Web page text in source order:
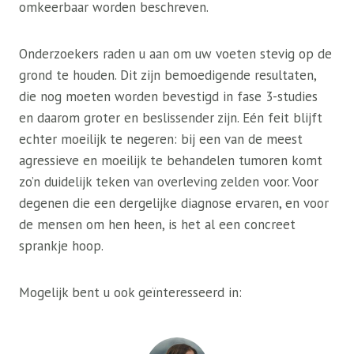
omkeerbaar worden beschreven.
Onderzoekers raden u aan om uw voeten stevig op de
grond te houden. Dit zijn bemoedigende resultaten,
die nog moeten worden bevestigd in fase 3-studies
en daarom groter en beslissender zijn. Eén feit blijft
echter moeilijk te negeren: bij een van de meest
agressieve en moeilijk te behandelen tumoren komt
zo’n duidelijk teken van overleving zelden voor. Voor
degenen die een dergelijke diagnose ervaren, en voor
de mensen om hen heen, is het al een concreet
sprankje hoop.
Mogelijk bent u ook geïnteresseerd in: